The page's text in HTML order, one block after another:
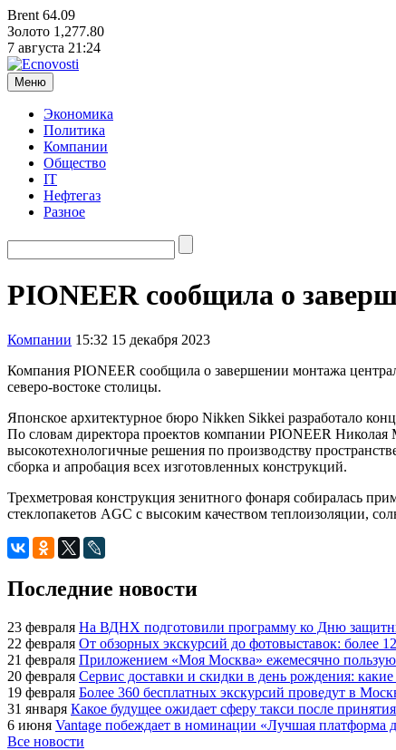
Brent 64.09
Золото 1,277.80
7 августа 21:24
Меню
Экономика
Политика
Компании
Общество
IT
Нефтегаз
Разное
PIONEER сообщила о
Компании 15:32 15 декабря 2023
Компания PIONEER сообщила о завершении монтажа
северо-востоке столицы.
Японское архитектурное бюро Nikken Sikkei разработало
По словам директора проектов компании PIONEER Николая
высокотехнологичные решения по производству
сборка и апробация всех изготовленных конструкций.
Трехметровая конструкция зенитного фонаря собиралась
стеклопакетов AGC с высоким качеством теплоизоляции,
Последние новости
23 февраля На ВДНХ подготовили программу ко Дню
22 февраля От обзорных экскурсий до фотовыставок: более
21 февраля Приложением «Моя Москва» ежемесячно
20 февраля Сервис доставки и скидки в день рождения:
19 февраля Более 360 бесплатных экскурсий проведут в
31 января Какое будущее ожидает сферу такси после
6 июня Vantage побеждает в номинации «Лучшая платформа
Все новости